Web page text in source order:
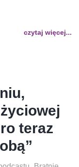
czytaj więcej...
teraz